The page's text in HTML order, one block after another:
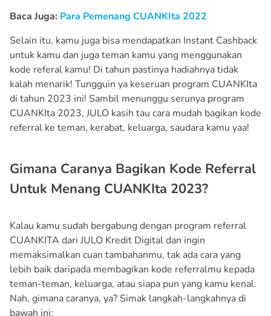
Baca Juga: Para Pemenang CUANKIta 2022
Selain itu, kamu juga bisa mendapatkan Instant Cashback
untuk kamu dan juga teman kamu yang menggunakan
kode referal kamu! Di tahun pastinya hadiahnya tidak
kalah menarik! Tungguin ya keseruan program CUANKIta
di tahun 2023 ini! Sambil menunggu serunya program
CUANKIta 2023, JULO kasih tau cara mudah bagikan kode
referral ke teman, kerabat, keluarga, saudara kamu yaa!
Gimana Caranya Bagikan Kode Referral
Untuk Menang CUANKIta 2023?
Kalau kamu sudah bergabung dengan program referral
CUANKITA dari JULO Kredit Digital dan ingin
memaksimalkan cuan tambahanmu, tak ada cara yang
lebih baik daripada membagikan kode referralmu kepada
teman-teman, keluarga, atau siapa pun yang kamu kenal.
Nah, gimana caranya, ya? Simak langkah-langkahnya di
bawah ini: